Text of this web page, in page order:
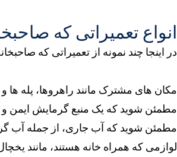
انواع تعمیراتی که
در اینجا چند نمونه از تعمیراتی که
مکان های مشترک مانند راهروها، پله ها و
مطمئن شوید که یک منبع گرمایش ایمن و
مطمئن شوید که آب جاری، از جمله آب
لوازمی که همراه خانه هستند، مانند